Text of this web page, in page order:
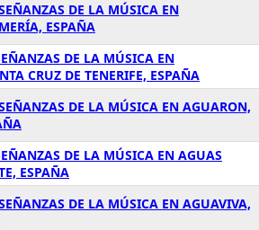
DE LA MÚSICA EN
ESPAÑA
DE LA MÚSICA EN
CRUZ DE TENERIFE, ESPAÑA
DE LA MÚSICA EN AGUARON,
DE LA MÚSICA EN AGUAS
ESPAÑA
DE LA MÚSICA EN AGUAVIVA,